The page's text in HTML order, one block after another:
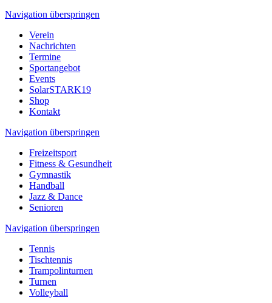
Navigation überspringen
Verein
Nachrichten
Termine
Sportangebot
Events
SolarSTARK19
Shop
Kontakt
Navigation überspringen
Freizeitsport
Fitness & Gesundheit
Gymnastik
Handball
Jazz & Dance
Senioren
Navigation überspringen
Tennis
Tischtennis
Trampolinturnen
Turnen
Volleyball